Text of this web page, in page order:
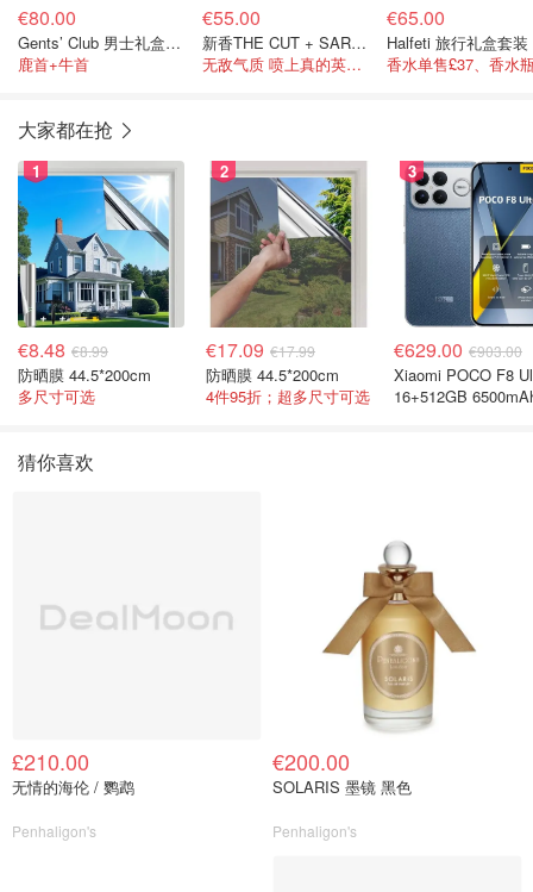
€80.00
Gents’ Club 男士礼盒套装
鹿首+牛首
€55.00
新香THE CUT + SARTORIAL 10ML
无敌气质 喷上真的英国老绅士人了
€65.00
Halfeti 旅行礼盒套装
大家都在抢
1
€8.48 €8.99
防晒膜 44.5*200cm
多尺寸可选
2
€17.09 €17.99
防晒膜 44.5*200cm
4件95折；超多尺寸可选
3
€629.00 €903.00
Xiaomi POCO F8
16+512GB
猜你喜欢
£210.00
无情的海伦 / 鹦鹉
Penhaligon's
€200.00
SOLARIS 墨镜 黑色
Penhaligon's